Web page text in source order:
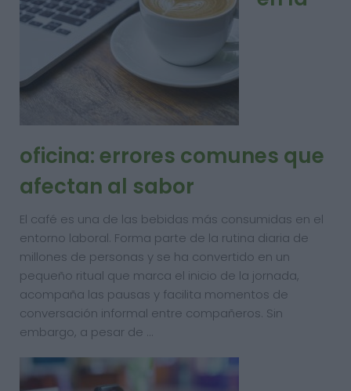
oficina: errores comunes que
afectan al sabor
El café es una de las bebidas más consumidas en el
entorno laboral. Forma parte de la rutina diaria de
millones de personas y se ha convertido en un
pequeño ritual que marca el inicio de la jornada,
acompaña las pausas y facilita momentos de
conversación informal entre compañeros. Sin
embargo, a pesar de …